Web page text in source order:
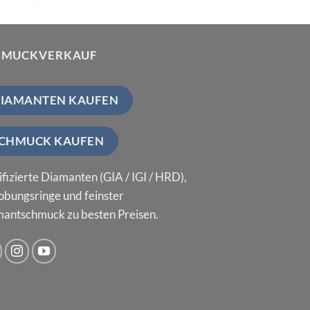
KAUFEN
KAUFEN
Diamanten (GIA / IGI / HRD),
und feinster
zu besten Preisen.